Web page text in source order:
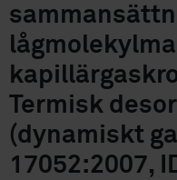
Termisk
(dynamiskt
17052:2007,